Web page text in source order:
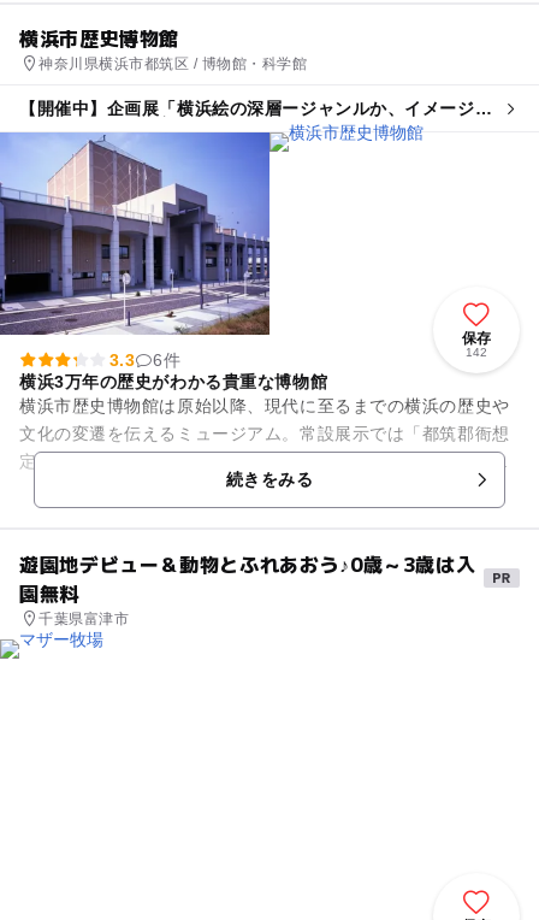
横浜市歴史博物館
神奈川県横浜市都筑区 / 博物館・科学館
【開催中】企画展「横浜絵の深層ージャンルか、イメージ
保存
142
3.3
6件
横浜3万年の歴史がわかる貴重な博物館
横浜市歴史博物館は原始以降、現代に至るまでの横浜の歴史や
文化の変遷を伝えるミュージアム。常設展示では「都筑郡衙想
定復元模型」や「勧工場「横濱館」想定復元模型」といった展
示を用い、当時の横浜の様子...続きをみる
遊園地デビュー＆動物とふれあおう♪0歳～3歳は入
園無料
千葉県富津市